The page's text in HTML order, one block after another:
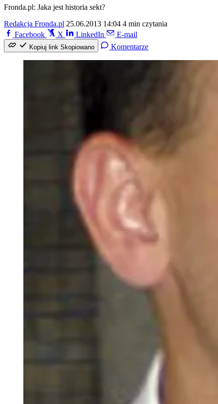
Fronda.pl: Jaka jest historia sekt?
Redakcja Fronda.pl 25.06.2013 14:04 4 min czytania
Facebook
X LinkedIn E-mail
Kopiuj link Skopiowano Komentarze